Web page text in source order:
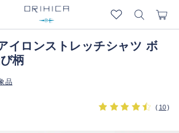
イロンストレッチシャツ ボ
柄
品
( 10)